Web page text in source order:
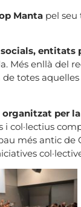
Manta pel
entitats
Més enllà del
de totes
per
i col·lectius
més antic de